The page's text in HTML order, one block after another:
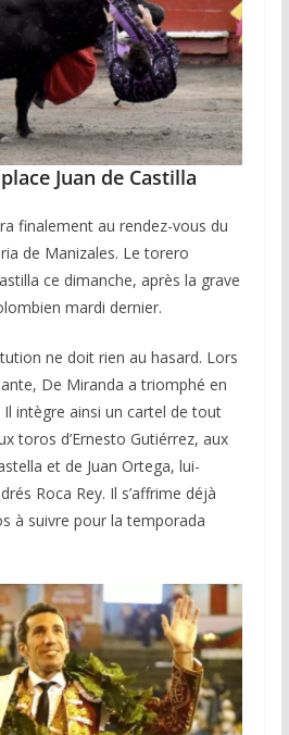
Juan de Castilla
finalement au rendez-vous du
de Manizales. Le torero
ce dimanche, après la grave
mardi dernier.
ne doit rien au hasard. Lors
De Miranda a triomphé en
intègre ainsi un cartel de tout
toros d’Ernesto Gutiérrez, aux
et de Juan Ortega, lui-
Roca Rey. Il s’affrime déjà
à suivre pour la temporada